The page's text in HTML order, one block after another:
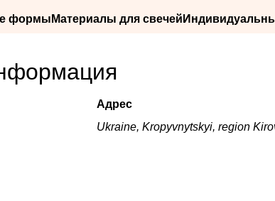
формы Материалы для свечей
Адрес
Ukraine, Kropyvnytskyi, region